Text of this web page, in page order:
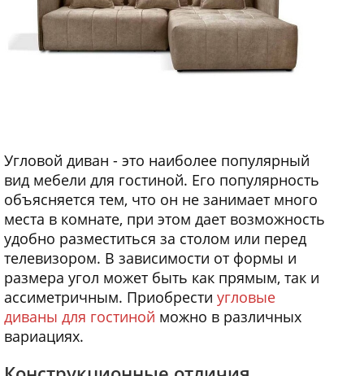
Угловой диван - это наиболее популярный
вид мебели для гостиной. Его популярность
объясняется тем, что он не занимает много
места в комнате, при этом дает возможность
удобно разместиться за столом или перед
телевизором. В зависимости от формы и
размера угол может быть как прямым, так и
ассиметричным. Приобрести угловые
диваны для гостиной можно в различных
вариациях.